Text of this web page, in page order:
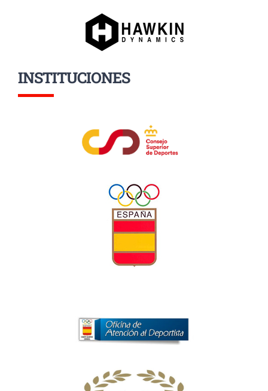
INSTITUCIONES